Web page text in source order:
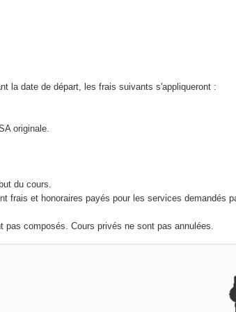
la date de départ, les frais suivants s'appliqueront :
originale.
du cours.
frais et honoraires payés pour les services demandés
composés. Cours privés ne sont pas annulées.